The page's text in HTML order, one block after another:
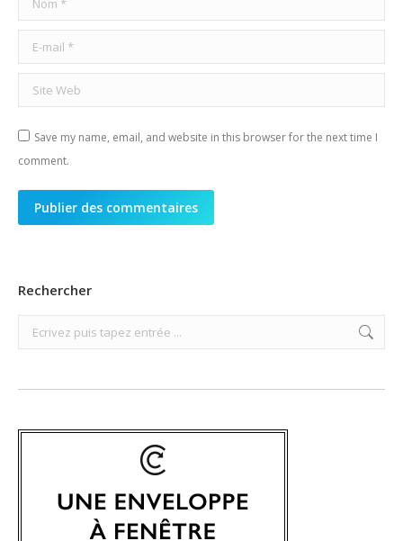
E-mail *
Site Web
Save my name, email, and website in this browser for the next time I
comment.
Publier des commentaires
Rechercher
Search: